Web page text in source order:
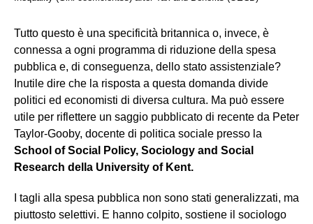
Tutto questo è una specificità britannica o, invece, è
connessa a ogni programma di riduzione della spesa
pubblica e, di conseguenza, dello stato assistenziale?
Inutile dire che la risposta a questa domanda divide
politici ed economisti di diversa cultura. Ma può essere
utile per riflettere un saggio pubblicato di recente da Peter
Taylor-Gooby, docente di politica sociale presso la
School of Social Policy, Sociology and Social
Research della University of Kent.
I tagli alla spesa pubblica non sono stati generalizzati, ma
piuttosto selettivi. E hanno colpito, sostiene il sociologo